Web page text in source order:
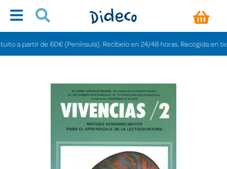
partir de 60€ (Península). Recíbelo en 24/48 horas. Recogida en